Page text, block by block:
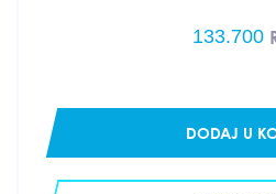
133.700
DODAJ U